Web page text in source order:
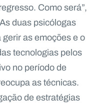
Como será”,
duas psicólogas
as emoções e o
tecnologias pelos
no período de
as técnicas.
de estratégias